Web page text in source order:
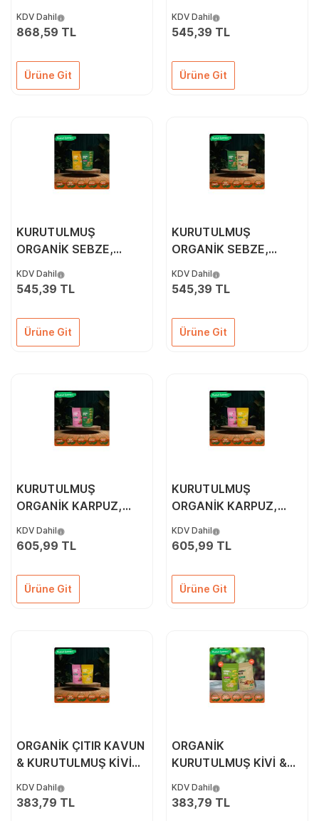
KDV Dahil
868,59 TL
Ürüne Git
PAKETİ
KDV Dahil
545,39 TL
Ürüne Git
KURUTULMUŞ
ORGANİK SEBZE,
3'LÜ PAKETİ
KDV Dahil
545,39 TL
Ürüne Git
KURUTULMUŞ
ORGANİK SEBZE,
PAKETİ
KDV Dahil
545,39 TL
Ürüne Git
KURUTULMUŞ
ORGANİK KARPUZ,
KAVUN 4'LÜ PAKETİ
KDV Dahil
605,99 TL
Ürüne Git
KURUTULMUŞ
ORGANİK KARPUZ,
KAVUN 4'LÜ PAKETİ
KDV Dahil
605,99 TL
Ürüne Git
ORGANİK ÇITIR KAVUN
& KURUTULMUŞ KİVİ
KDV Dahil
383,79 TL
ORGANİK
KURUTULMUŞ KİVİ &
BİBER, CHERRY
KDV Dahil
383,79 TL